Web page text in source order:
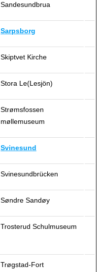
Sandesundbrua
Sarpsborg
Skiptvet Kirche
Stora Le(Lesjön)
Strømsfossen
møllemuseum
Svinesund
Svinesundbrücken
Søndre Sandøy
Trosterud Schulmuseum
Trøgstad-Fort